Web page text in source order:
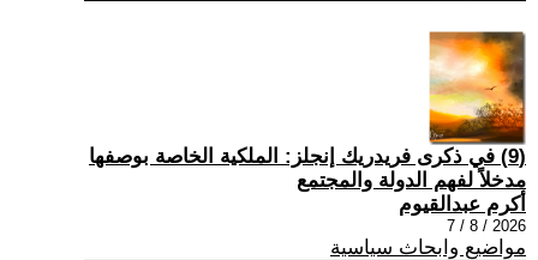
(9) في ذكرى فريدريك إنجلز: الملكية الخاصة بوصفها
مدخلاً لفهم الدولة والمجتمع
أكرم عبدالقيوم
2026 / 8 / 7
مواضيع وابحاث سياسية